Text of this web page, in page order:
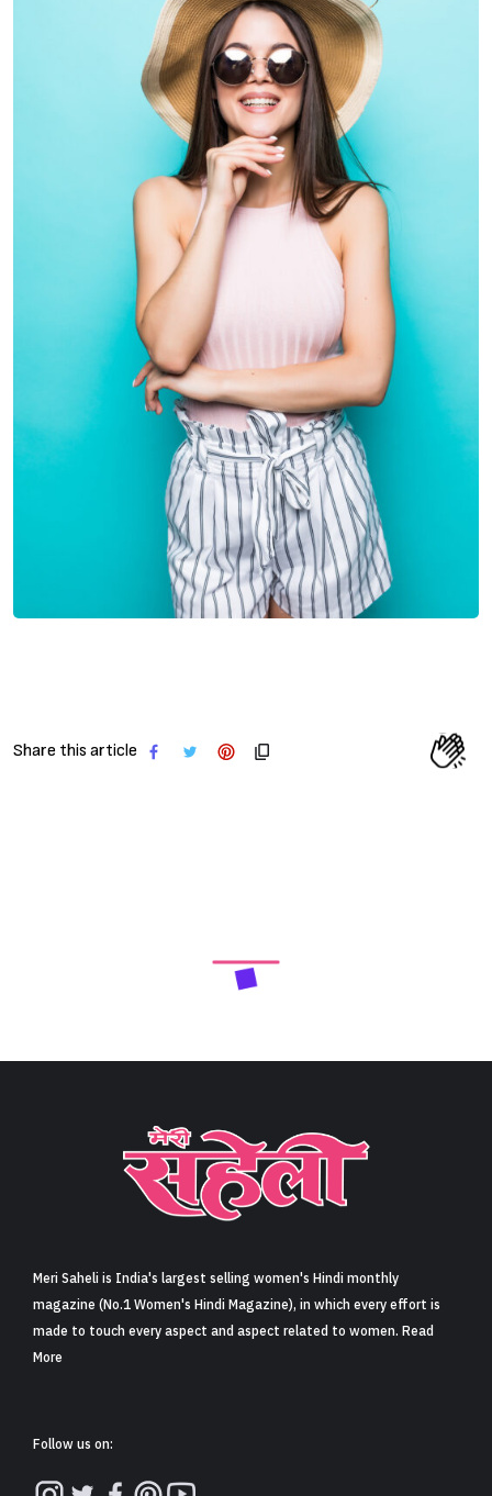
Share this article
Meri Saheli is India's largest selling women's Hindi monthly
magazine (No.1 Women's Hindi Magazine), in which every effort is
made to touch every aspect and aspect related to women. Read
More
Follow us on: